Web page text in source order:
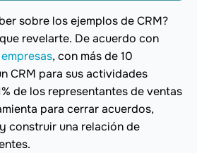
sobre los ejemplos de CRM?
revelarte. De acuerdo con
, con más de 10
CRM para sus actividades
de los representantes de ventas
para cerrar acuerdos,
construir una relación de